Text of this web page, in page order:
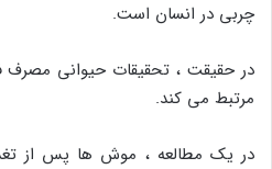
چربی در انسان است.
در حقیقت ، تحقیقات حیوانی مصرف
مرتبط می کند.
در یک مطالعه ، موش ها پس از